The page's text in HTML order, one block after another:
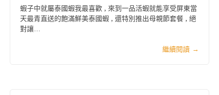
蝦子中就屬泰國蝦我最喜歡 , 來到一品活蝦就能享受屏東當
天最青直送的飽滿鮮美泰國蝦 , 還特別推出母親節套餐 , 絕
對讓…
繼續閱讀 →